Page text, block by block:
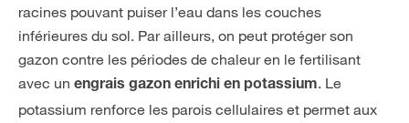
racines pouvant puiser l’eau dans les couches
inférieures du sol. Par ailleurs, on peut protéger son
gazon contre les périodes de chaleur en le fertilisant
avec un engrais gazon enrichi en potassium. Le
potassium renforce les parois cellulaires et permet aux